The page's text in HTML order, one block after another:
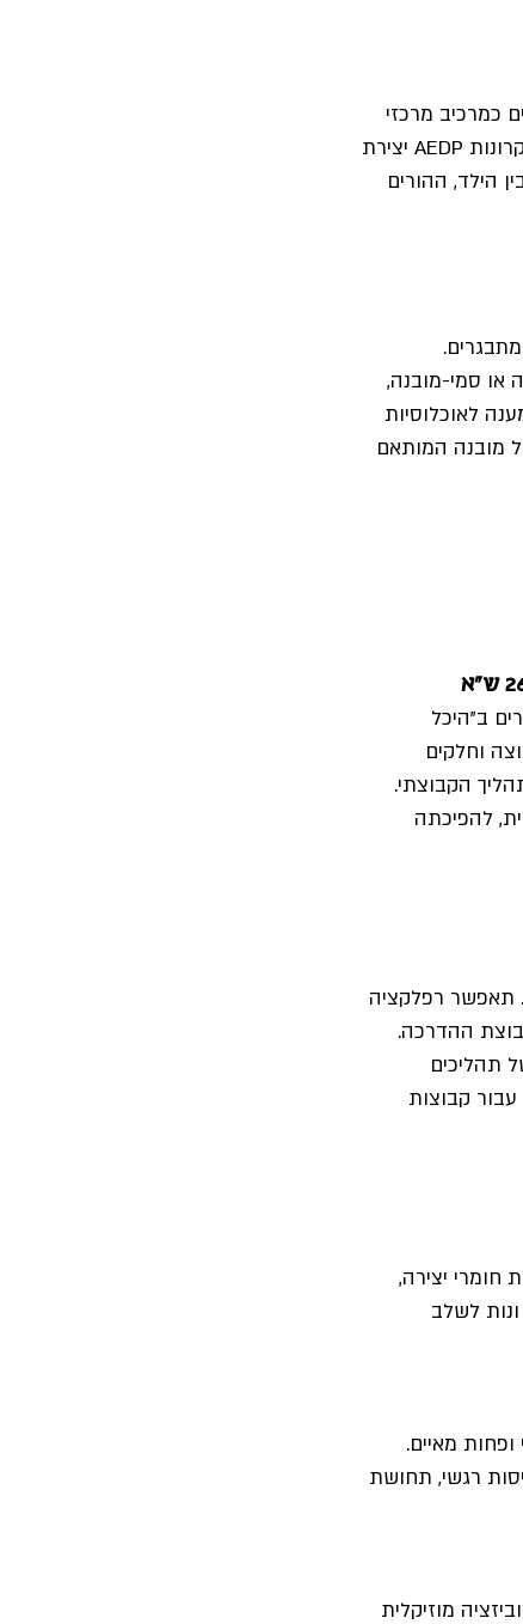
כמרכיב מרכזי
בהצלחת התהליך. הקורס יתמקד בטיפול בהורות ובקבוצות הדרכת הורים, תוך שילוב עקרונות AEDP יצירת
הילד, ההורים
או סמי-מובנה,
לאוכלוסיות
מובנה המותאם
ב"היכל
וחלקים
הקבוצתי.
להפיכתה
תאפשר רפלקציה
ההדרכה.
תהליכים
עבור קבוצות
חומרי יצירה,
לשלב
מאיים.
רגשי, תחושת
מוזיקלית